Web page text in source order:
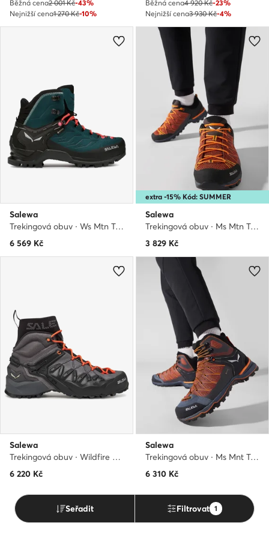
Běžná cena2 001 Kč-43%
Nejnižší cena1 270 Kč-10%
Běžná cena4 920 Kč-23%
Nejnižší cena3 930 Kč-4%
Salewa
Trekingová obuv · Ws Mtn Trainer Mid Gtx GORE-TEX 63459 8550 · Modrá
6 569 Kč
extra -15% Kód: SUMMER
Salewa
Trekingová obuv · Ms Mtn Trainer Lite 61363-3849 · Oranžová
3 829 Kč
Salewa
Trekingová obuv · Wildfire Edge Mid GTX 0000061350 · Šedá
6 220 Kč
Salewa
Trekingová obuv · Ms Mnt Trainer Lite Mid Gtx GORE-TEX 61359-0927 · Hnědá
6 310 Kč
Seřadit Filtrovat 1